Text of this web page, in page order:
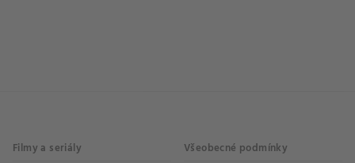
Filmy a seriály Všeobecné podmínky